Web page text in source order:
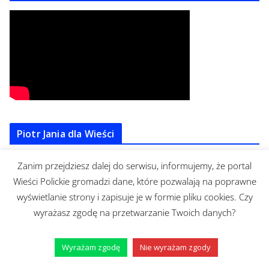
Piotr Jania dla Wieści
Zanim przejdziesz dalej do serwisu, informujemy, że portal
Wieści Polickie gromadzi dane, które pozwalają na poprawne
wyświetlanie strony i zapisuje je w formie pliku cookies. Czy
wyrażasz zgodę na przetwarzanie Twoich danych?
Wyrażam zgodę Nie wyrażam zgody